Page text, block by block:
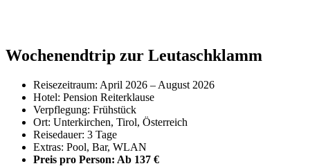
Wochenendtrip zur Leutaschklamm
Reisezeitraum: April 2026 – August 2026
Hotel: Pension Reiterklause
Verpflegung: Frühstück
Ort: Unterkirchen, Tirol, Österreich
Reisedauer: 3 Tage
Extras: Pool, Bar, WLAN
Preis pro Person: Ab 137 €